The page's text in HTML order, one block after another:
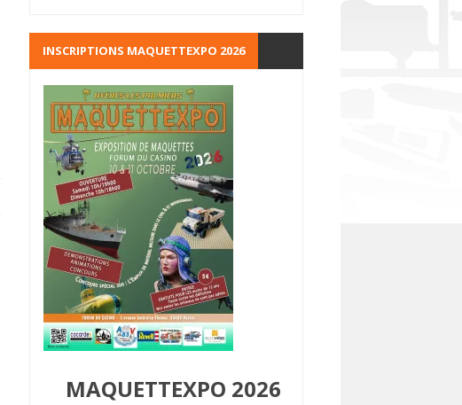
INSCRIPTIONS MAQUETTEXPO 2026
MAQUETTEXPO 2026